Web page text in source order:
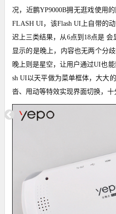
况，近鹏YP9000B拥无逛戏使用
FLASH UI，该Flash UI上自带的
迟上三类结果，从6点到18点是
显示的是晚上，内容也无两个分
晚上则是星空，让用户通过UI也
sh UI以天平做为菜单框体，大大
沓、甩动等特效实现界面切换，十